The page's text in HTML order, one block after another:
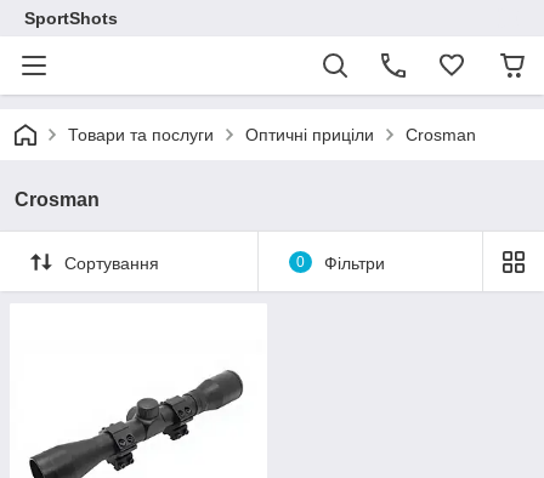
SportShots
Товари та послуги Оптичні приціли Crosman
Crosman
Сортування 0 Фільтри